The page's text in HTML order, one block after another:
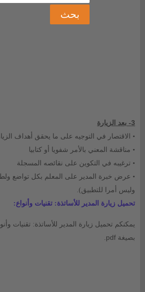
3- بعد الزيارة
• الاقتصار في التوجيه على ما يحقق أهداف
• مناقشة المعني بالأمر شفويا أو كتابيا
• ترغيبه في التكوين على نقائصه المسجلة
• عرض خبرة المدير على المعلم بكل تواضع
وليس أمرا للتطبيق).
تحميل زيارة المدير للأساتذة: تقنيات وأنواع:
يمكنكم تحميل زيارة المدير للأساتذة: تقنيات
بصيغة pdf.